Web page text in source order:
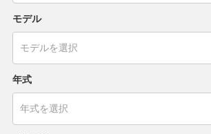
モデル
年式